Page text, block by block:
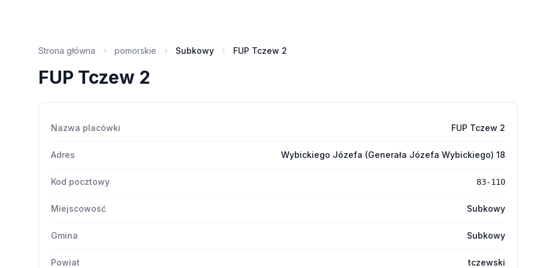
Strona główna pomorskie Subkowy FUP Tczew 2
FUP Tczew 2
Nazwa placówki FUP Tczew 2
Adres Wybickiego Józefa (Generała Józefa Wybickiego) 18
Kod pocztowy 83-110
Miejscowość Subkowy
Gmina Subkowy
Powiat tczewski